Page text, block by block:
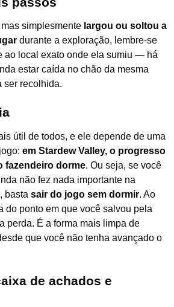
simplesmente largou ou soltou a
durante a exploração, lembre-se
ao local exato onde ela sumiu — há
estar caída no chão da mesma
ser recolhida.
útil de todos, e ele depende de uma
em Stardew Valley, o progresso
fazendeiro dorme. Ou seja, se você
não fez nada importante na
basta sair do jogo sem dormir. Ao
do ponto em que você salvou pela
perda. É a forma mais limpa de
que você não tenha avançado o
de achados e